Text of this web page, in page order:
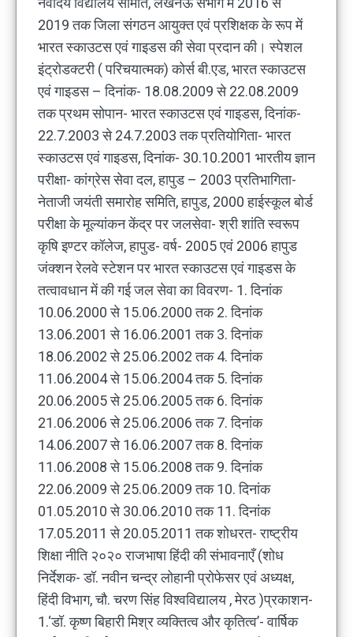
2019 तक जिला संगठन आयुक्त एवं प्रशिक्षक के रूप में
भारत स्काउटस एवं गाइडस की सेवा प्रदान की। स्पेशल
इंट्रोडक्टरी ( परिचयात्मक) कोर्स बी.एड, भारत स्काउटस
एवं गाइडस – दिनांक- 18.08.2009 से 22.08.2009
तक प्रथम सोपान- भारत स्काउटस एवं गाइडस, दिनांक-
22.7.2003 से 24.7.2003 तक प्रतियोगिता- भारत
स्काउटस एवं गाइडस, दिनांक- 30.10.2001 भारतीय ज्ञान
परीक्षा- कांग्रेस सेवा दल, हापुड – 2003 प्रतिभागिता-
नेताजी जयंती समारोह समिति, हापुड, 2000 हाईस्कूल बोर्ड
परीक्षा के मूल्यांकन केंद्र पर जलसेवा- श्री शांति स्वरूप
कृषि इण्टर कॉलेज, हापुड- वर्ष- 2005 एवं 2006 हापुड
जंक्शन रेलवे स्टेशन पर भारत स्काउटस एवं गाइडस के
तत्वावधान में की गई जल सेवा का विवरण- 1. दिनांक
10.06.2000 से 15.06.2000 तक 2. दिनांक
13.06.2001 से 16.06.2001 तक 3. दिनांक
18.06.2002 से 25.06.2002 तक 4. दिनांक
11.06.2004 से 15.06.2004 तक 5. दिनांक
20.06.2005 से 25.06.2005 तक 6. दिनांक
21.06.2006 से 25.06.2006 तक 7. दिनांक
14.06.2007 से 16.06.2007 तक 8. दिनांक
11.06.2008 से 15.06.2008 तक 9. दिनांक
22.06.2009 से 25.06.2009 तक 10. दिनांक
01.05.2010 से 30.06.2010 तक 11. दिनांक
17.05.2011 से 20.05.2011 तक शोधरत- राष्ट्रीय
शिक्षा नीति २०२० राजभाषा हिंदी की संभावनाएँ (शोध
निर्देशक- डॉ. नवीन चन्द्र लोहानी प्रोफेसर एवं अध्यक्ष,
हिंदी विभाग, चौ. चरण सिंह विश्वविद्यालय , मेरठ )प्रकाशन-
1.‘डॉ. कृष्ण बिहारी मिश्र व्यक्तित्व और कृतित्व’- वार्षिक